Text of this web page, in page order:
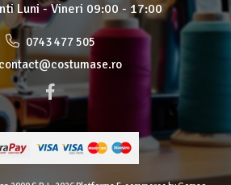
Luni - Vineri 09:00 - 17:00
0743 477 505
contact@costumase.ro